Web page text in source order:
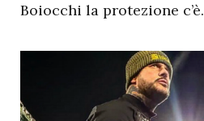
Boiocchi la protezione c’è.